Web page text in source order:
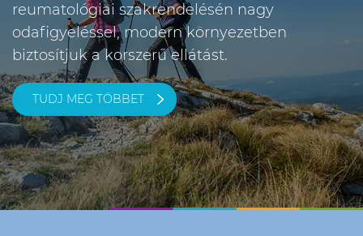
reumatológiai szakrendelésén nagy
odafigyeléssel, modern környezetben
biztosítjuk a korszerű ellátást.
TUDJ MEG TÖBBET